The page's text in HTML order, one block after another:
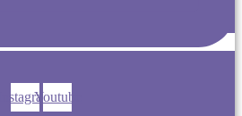
InstagramYoutube